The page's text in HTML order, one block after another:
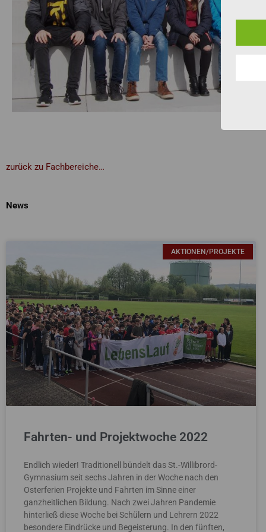
zurück zu Fachbereiche…
News
AKTIONEN/PROJEKTE
Fahrten- und Projektwoche 2022
Endlich wieder! Traditionell bündelt das St.-Willibrord-
Gymnasium seit sechs Jahren in der Woche nach den
Osterferien Projekte und Fahrten im Sinne einer
ganzheitlichen Bildung. Nach zwei Jahren Pandemie
hinterließ diese Woche bei Schülern und Lehrern 2022
besondere Eindrücke und Begeisterung. In den fünften,